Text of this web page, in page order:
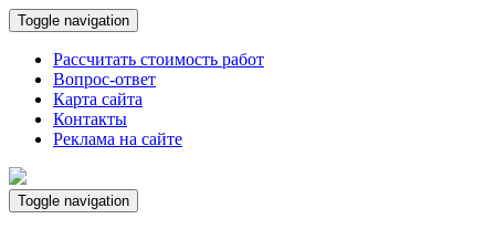
Toggle navigation
Рассчитать стоимость работ
Вопрос-ответ
Карта сайта
Контакты
Реклама на сайте
Toggle navigation